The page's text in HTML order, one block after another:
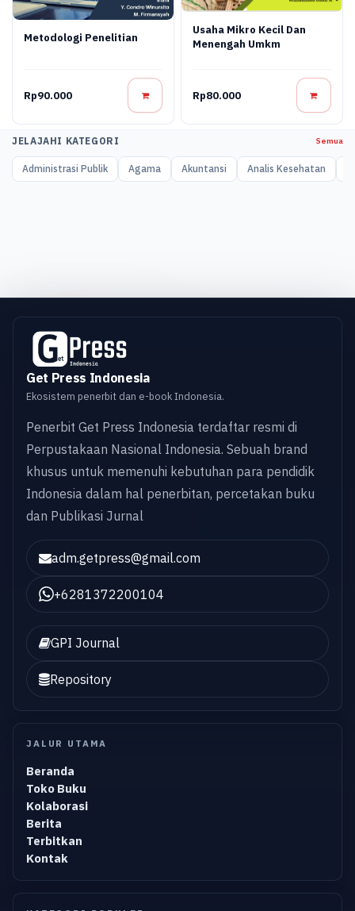
Metodologi Penelitian
Rp90.000
Usaha Mikro Kecil Dan
Menengah Umkm
Rp80.000
JELAJAHI KATEGORI Semua
Administrasi Publik Agama Akuntansi Analis Kesehatan
Get Press Indonesia
Ekosistem penerbit dan e-book Indonesia.
Penerbit Get Press Indonesia terdaftar resmi di
Perpustakaan Nasional Indonesia. Sebuah brand
khusus untuk memenuhi kebutuhan para pendidik
Indonesia dalam hal penerbitan, percetakan buku
dan Publikasi Jurnal
adm.getpress@gmail.com
+6281372200104
GPI Journal
Repository
JALUR UTAMA
Beranda
Toko Buku
Kolaborasi
Berita
Terbitkan
Kontak